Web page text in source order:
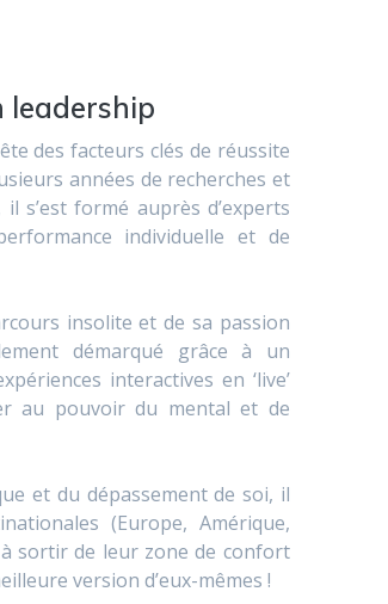
leadership
des facteurs clés de réussite
années de recherches et
s’est formé auprès d’experts
individuelle et de
insolite et de sa passion
démarqué grâce à un
interactives en ‘live’
au pouvoir du mental et de
et du dépassement de soi, il
(Europe, Amérique,
sortir de leur zone de confort
version d’eux-mêmes !